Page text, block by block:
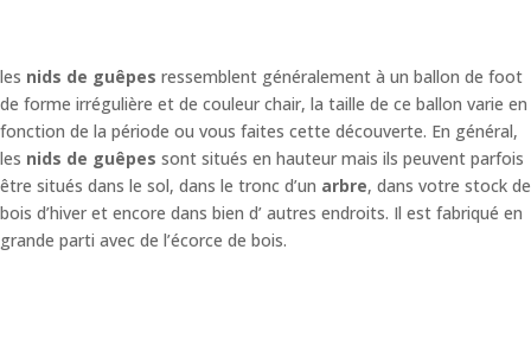
les nids de guêpes ressemblent généralement à un ballon de foot
de forme irrégulière et de couleur chair, la taille de ce ballon varie en
fonction de la période ou vous faites cette découverte. En général,
les nids de guêpes sont situés en hauteur mais ils peuvent parfois
être situés dans le sol, dans le tronc d’un arbre, dans votre stock de
bois d’hiver et encore dans bien d’ autres endroits. Il est fabriqué en
grande parti avec de l’écorce de bois.